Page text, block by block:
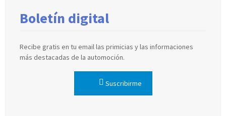
Boletín digital
Recibe gratis en tu email las primicias y las informaciones
más destacadas de la automoción.
Suscribirme